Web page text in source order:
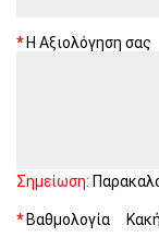
Η Αξιολόγηση σας
Σημείωση:
Βαθμολογία Κακή